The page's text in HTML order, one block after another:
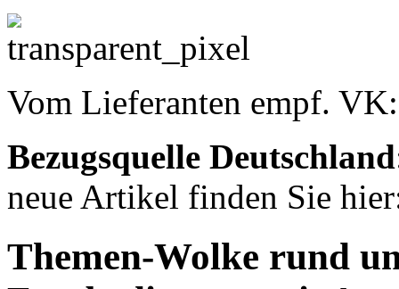
Vom Lieferanten empf.
Bezugsquelle Deutschland
neue Artikel finden Sie
Themen-Wolke rund